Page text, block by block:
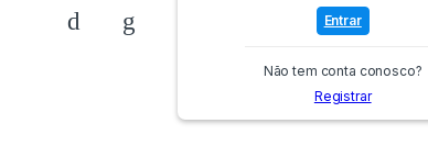
Entrar
Não tem conta conosco?
Registrar